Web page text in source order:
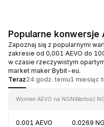
Popularne konwersje
Zapoznaj się z popularnymi
zakresie od 0,001 AEVO do
w czasie rzeczywistym
market maker Bybit-eu.
Teraz24 godz. temu1 miesiąc
Wymień AEVO na NGNWartość
0.001 AEVO 0.0269